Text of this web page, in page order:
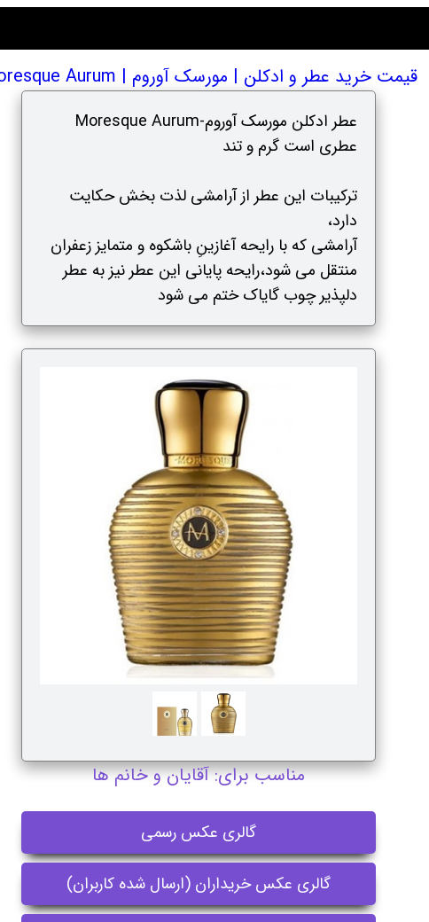
قیمت خرید عطر و ادکلن | مورسک آوروم | Moresque Aurum
عطر ادکلن مورسک آوروم-Moresque Aurum
عطری است گرم و تند
ترکیبات این عطر از آرامشی لذت بخش حکایت
دارد،
آرامشی که با رایحه آغازینِ باشکوه و متمایز زعفران
منتقل می شود،رایحه پایانی این عطر نیز به عطر
دلپذیر چوب گایاک ختم می شود
مناسب برای: آقایان و خانم ها
گالری عکس رسمی
گالری عکس خریداران (ارسال شده کاربران)